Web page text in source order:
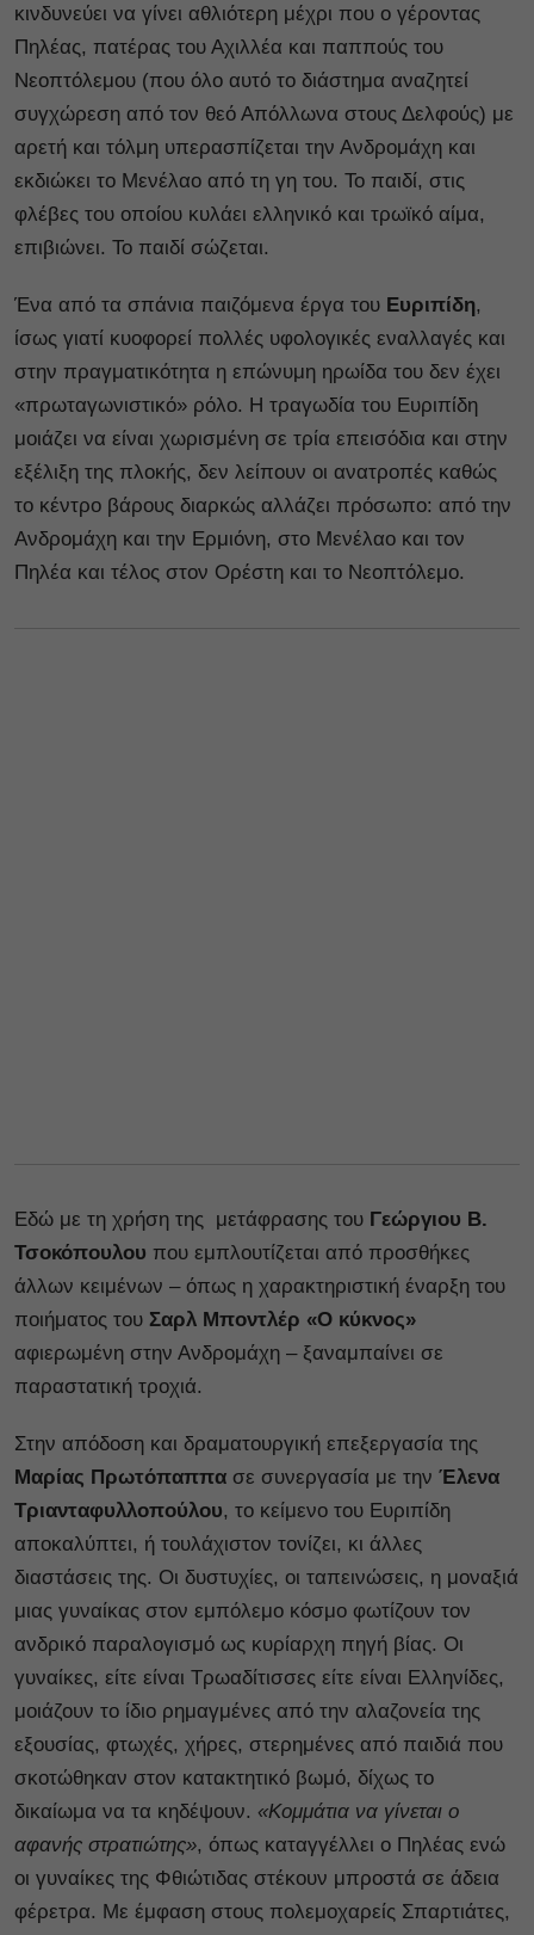
κινδυνεύει να γίνει αθλιότερη μέχρι που ο γέροντας
Πηλέας, πατέρας του Αχιλλέα και παππούς του
Νεοπτόλεμου (που όλο αυτό το διάστημα αναζητεί
συγχώρεση από τον θεό Απόλλωνα στους Δελφούς) με
αρετή και τόλμη υπερασπίζεται την Ανδρομάχη και
εκδιώκει το Μενέλαο από τη γη του. Το παιδί, στις
φλέβες του οποίου κυλάει ελληνικό και τρωϊκό αίμα,
επιβιώνει. Το παιδί σώζεται.
Ένα από τα σπάνια παιζόμενα έργα του Ευριπίδη,
ίσως γιατί κυοφορεί πολλές υφολογικές εναλλαγές και
στην πραγματικότητα η επώνυμη ηρωίδα του δεν έχει
«πρωταγωνιστικό» ρόλο. Η τραγωδία του Ευριπίδη
μοιάζει να είναι χωρισμένη σε τρία επεισόδια και στην
εξέλιξη της πλοκής, δεν λείπουν οι ανατροπές καθώς
το κέντρο βάρους διαρκώς αλλάζει πρόσωπο: από την
Ανδρομάχη και την Ερμιόνη, στο Μενέλαο και τον
Πηλέα και τέλος στον Ορέστη και το Νεοπτόλεμο.
Εδώ με τη χρήση της μετάφρασης του Γεώργιου Β.
Τσοκόπουλου που εμπλουτίζεται από προσθήκες
άλλων κειμένων – όπως η χαρακτηριστική έναρξη του
ποιήματος του Σαρλ Μποντλέρ «Ο κύκνος»
αφιερωμένη στην Ανδρομάχη – ξαναμπαίνει σε
παραστατική τροχιά.
Στην απόδοση και δραματουργική επεξεργασία της
Μαρίας Πρωτόπαππα σε συνεργασία με την Έλενα
Τριανταφυλλοπούλου, το κείμενο του Ευριπίδη
αποκαλύπτει, ή τουλάχιστον τονίζει, κι άλλες
διαστάσεις της. Οι δυστυχίες, οι ταπεινώσεις, η μοναξιά
μιας γυναίκας στον εμπόλεμο κόσμο φωτίζουν τον
ανδρικό παραλογισμό ως κυρίαρχη πηγή βίας. Οι
γυναίκες, είτε είναι Τρωαδίτισσες είτε είναι Ελληνίδες,
μοιάζουν το ίδιο ρημαγμένες από την αλαζονεία της
εξουσίας, φτωχές, χήρες, στερημένες από παιδιά που
σκοτώθηκαν στον κατακτητικό βωμό, δίχως το
δικαίωμα να τα κηδέψουν. «Κομμάτια να γίνεται ο
αφανής στρατιώτης», όπως καταγγέλλει ο Πηλέας ενώ
οι γυναίκες της Φθιώτιδας στέκουν μπροστά σε άδεια
φέρετρα. Με έμφαση στους πολεμοχαρείς Σπαρτιάτες,